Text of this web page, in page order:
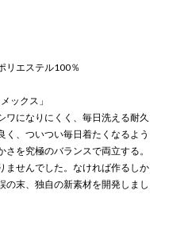
リエステル100％
ックス」
ワになりにくく、毎日洗える耐久
、ついつい毎日着たくなるよう
を究極のバランスで両立する。
ませんでした。なければ作るしか
の末、独自の新素材を開発しまし